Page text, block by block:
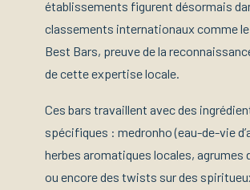
établissements figurent désormais
classements internationaux comme le
Best Bars, preuve de la
de cette expertise locale.
Ces bars travaillent avec des
spécifiques : medronho (eau-de-vie
herbes aromatiques locales, agrumes
ou encore des twists sur des